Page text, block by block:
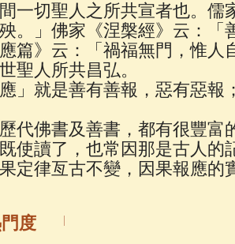
佛說療痔(腫瘤)病經(27)
一切聖人之所共宣者也。儒
。」佛家《涅槃經》云：
篇》云：「禍福無門，惟
聖人所共昌弘。
」就是善有善報，惡有惡
代佛書及善書，都有很豐富
使讀了，也常因那是古人的
定律亙古不變，因果報應的
度